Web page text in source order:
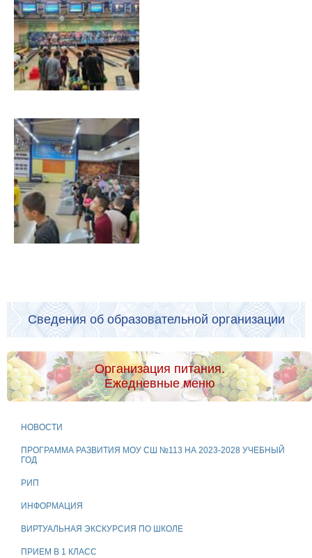
Сведения об образовательной организации
Организация питания.
Ежедневные меню
НОВОСТИ
ПРОГРАММА РАЗВИТИЯ МОУ СШ №113 НА 2023-2028 УЧЕБНЫЙ
ГОД
РИП
ИНФОРМАЦИЯ
ВИРТУАЛЬНАЯ ЭКСКУРСИЯ ПО ШКОЛЕ
ПРИЕМ В 1 КЛАСС